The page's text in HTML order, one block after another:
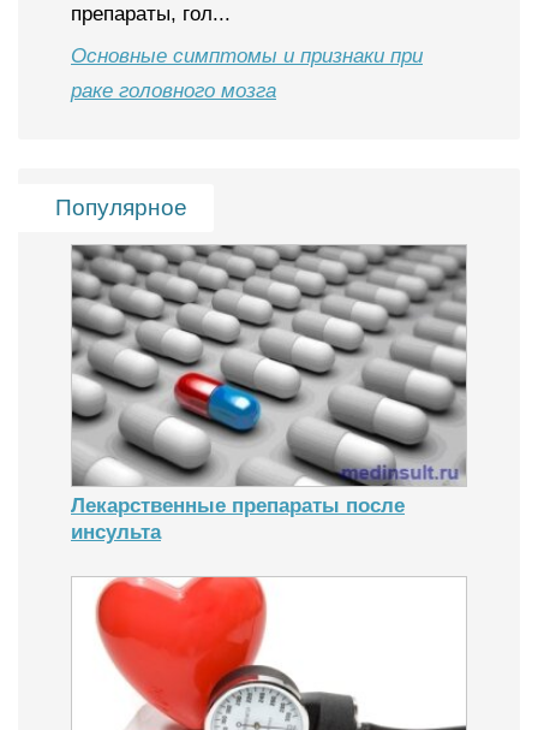
препараты, гол...
Основные симптомы и признаки при
раке головного мозга
Популярное
Лекарственные препараты после
инсульта